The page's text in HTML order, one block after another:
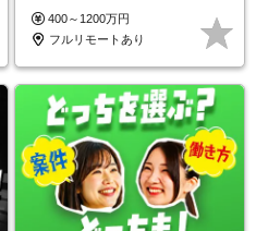
定着率100%*
400～1200万円
フルリモートあり